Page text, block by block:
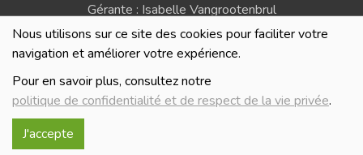
Nous utilisons sur ce site des cookies pour faciliter votre
navigation et améliorer votre expérience.
Pour en savoir plus, consultez notre
politique de confidentialité et de respect de la vie privée.
J'accepte
Gérante : Isabelle Vangrootenbrul
Politique de confidentialité et de respect de la vie
privée